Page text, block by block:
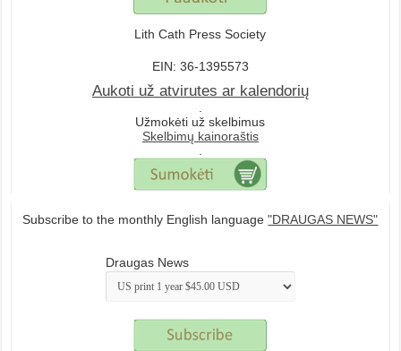
Lith Cath Press Society
EIN: 36-1395573
Aukoti už atvirutes ar kalendorių
.
Užmokėti už skelbimus
Skelbimų kainoraštis
.
Subscribe to the monthly English language"DRAUGAS NEWS"
Draugas News